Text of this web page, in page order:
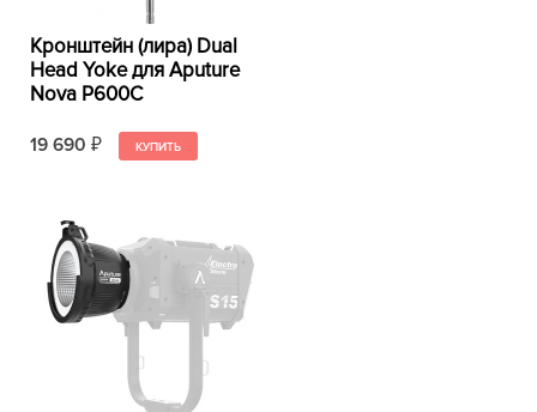
Кронштейн (лира) Dual
Head Yoke для Aputure
Nova P600C
19 690 ₽